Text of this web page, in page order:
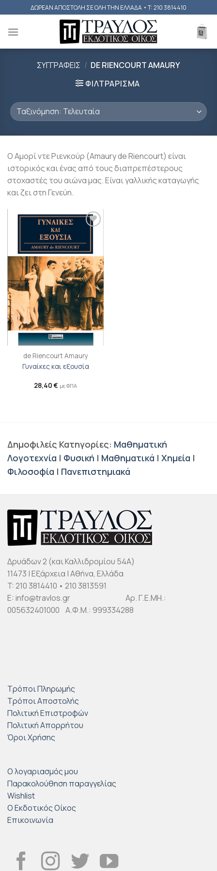
to
content
ΔΩΡΕΑΝ ΑΠΟΣΤΟΛΗ ΣΕ ΟΛΗ ΤΗΝ ΕΛΛΑΔΑ • T: 210 3814410
ΣΥΓΓΡΑΦΕΙΣ / DE RIENCOURT AMAURY
ΦΙΛΤΡΑΡΙΣΜΑ
Ο Αμορί ντε Ριενκούρ (Amaury de Riencourt) είναι
ιστορικός και ένας από τους διαπρεπέστερους
στοχαστές του αιώνα μας. Είναι γαλλικής καταγωγής
και ζει στη Γενεύη.
στη λίστα
επιθυμιών
de Riencourt Amaury
Γυναίκες και εξουσία
28,40 € με ΦΠΑ
Δημοφιλείς Κατηγορίες: Μαθηματική
Λογοτεχνία | Φυσική | Μαθηματικά | Χημεία |
Φιλοσοφία | Πανεπιστημιακά
Δρυάδων 2 (και Καλλιδρομίου 54Α)
11473 | Εξάρχεια | Αθήνα, Ελλάδα
T: 210 3814410 • 210 3813591
E: info@travlos.gr Αρ. Γ.Ε.ΜΗ.:
005632401000 Α.Φ.Μ.: 999334288
Τρόποι Πληρωμής
Τρόποι Αποστολής
Πολιτική Επιστροφών
Πολιτική Απορρήτου
Όροι Χρήσης
Ο λογαριασμός μου
Παρακολούθηση παραγγελίας
Wishlist
Ο Εκδοτικός Οίκος
Επικοινωνία